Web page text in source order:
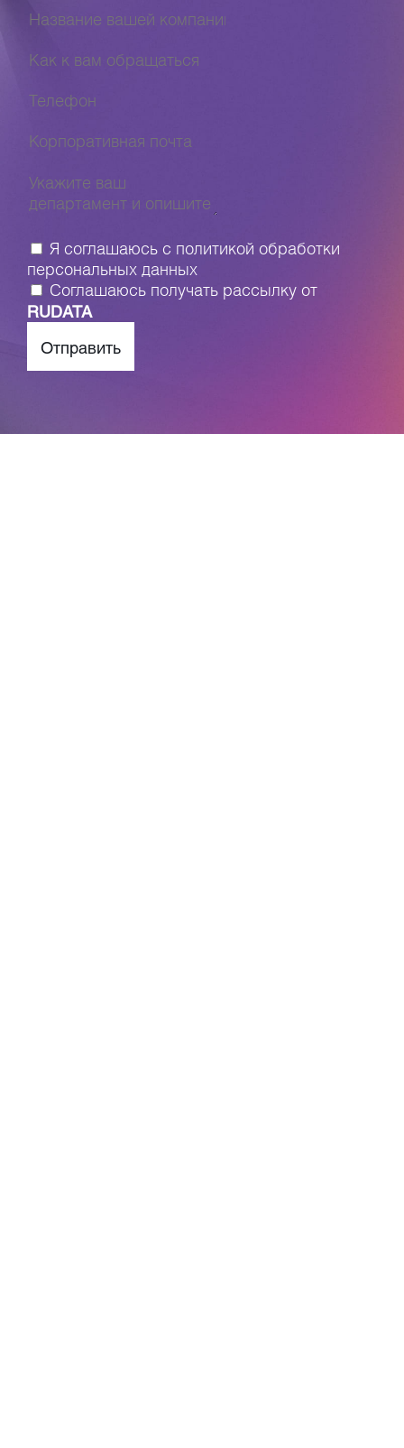
Я соглашаюсь с политикой обработки
персональных данных
Соглашаюсь получать рассылку от
RUDATA
Отправить